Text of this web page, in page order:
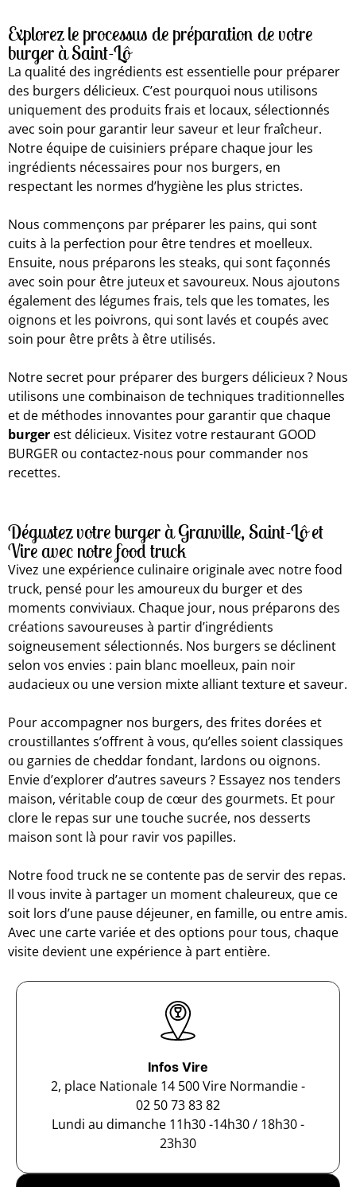
Explorez le processus de préparation de votre
burger à Saint-Lô
La qualité des ingrédients est essentielle pour préparer
des burgers délicieux. C’est pourquoi nous utilisons
uniquement des produits frais et locaux, sélectionnés
avec soin pour garantir leur saveur et leur fraîcheur.
Notre équipe de cuisiniers prépare chaque jour les
ingrédients nécessaires pour nos burgers, en
respectant les normes d’hygiène les plus strictes.
Nous commençons par préparer les pains, qui sont
cuits à la perfection pour être tendres et moelleux.
Ensuite, nous préparons les steaks, qui sont façonnés
avec soin pour être juteux et savoureux. Nous ajoutons
également des légumes frais, tels que les tomates, les
oignons et les poivrons, qui sont lavés et coupés avec
soin pour être prêts à être utilisés.
Notre secret pour préparer des burgers délicieux ? Nous
utilisons une combinaison de techniques traditionnelles
et de méthodes innovantes pour garantir que chaque
burger est délicieux. Visitez votre restaurant GOOD
BURGER ou contactez-nous pour commander nos
recettes.
Dégustez votre burger à Granville, Saint-Lô et
Vire avec notre food truck
Vivez une expérience culinaire originale avec notre food
truck, pensé pour les amoureux du burger et des
moments conviviaux. Chaque jour, nous préparons des
créations savoureuses à partir d’ingrédients
soigneusement sélectionnés. Nos burgers se déclinent
selon vos envies : pain blanc moelleux, pain noir
audacieux ou une version mixte alliant texture et saveur.
Pour accompagner nos burgers, des frites dorées et
croustillantes s’offrent à vous, qu’elles soient classiques
ou garnies de cheddar fondant, lardons ou oignons.
Envie d’explorer d’autres saveurs ? Essayez nos tenders
maison, véritable coup de cœur des gourmets. Et pour
clore le repas sur une touche sucrée, nos desserts
maison sont là pour ravir vos papilles.
Notre food truck ne se contente pas de servir des repas.
Il vous invite à partager un moment chaleureux, que ce
soit lors d’une pause déjeuner, en famille, ou entre amis.
Avec une carte variée et des options pour tous, chaque
visite devient une expérience à part entière.
Infos Vire
2, place Nationale 14 500 Vire Normandie -
02 50 73 83 82
Lundi au dimanche 11h30 -14h30 / 18h30 -
23h30